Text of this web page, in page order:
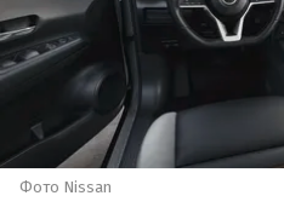
Фото Nissan